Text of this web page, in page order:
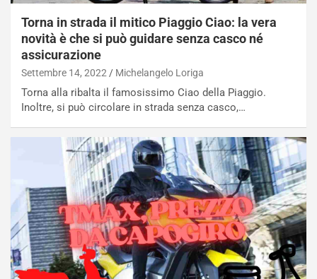
Torna in strada il mitico Piaggio Ciao: la vera
novità è che si può guidare senza casco né
assicurazione
Settembre 14, 2022 Michelangelo Loriga
Torna alla ribalta il famosissimo Ciao della Piaggio.
Inoltre, si può circolare in strada senza casco,…